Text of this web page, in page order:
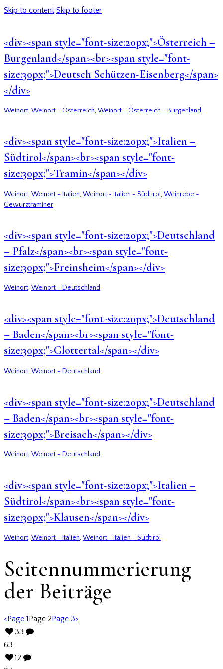
Skip to content Skip to footer
<div><span style="font-size:20px;">Österreich –
Burgenland</span><br><span style="font-
size:30px;">Deutsch Schützen-Eisenberg</span>
</div>
Weinort, Weinort - Österreich, Weinort - Österreich - Burgenland
<div><span style="font-size:20px;">Italien –
Südtirol</span><br><span style="font-
size:30px;">Tramin</span></div>
Weinort, Weinort - Italien, Weinort - Italien - Südtirol , Weinrebe -
Gewürztraminer
<div><span style="font-size:20px;">Deutschland
– Pfalz</span><br><span style="font-
size:30px;">Freinsheim</span></div>
Weinort, Weinort - Deutschland
<div><span style="font-size:20px;">Deutschland
– Baden</span><br><span style="font-
size:30px;">Glottertal</span></div>
Weinort, Weinort - Deutschland
<div><span style="font-size:20px;">Deutschland
– Baden</span><br><span style="font-
size:30px;">Breisach</span></div>
Weinort, Weinort - Deutschland
<div><span style="font-size:20px;">Italien –
Südtirol</span><br><span style="font-
size:30px;">Klausen</span></div>
Weinort, Weinort - Italien, Weinort - Italien - Südtirol
Seitennummerierung
der Beiträge
< Page 1 Page 2 Page 3>
33
63
12